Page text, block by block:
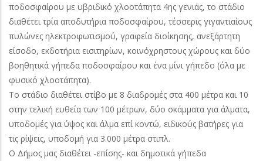
ποδοσφαίρου με υβριδικό χλοοτάπητα 4ης γενιάς, το στάδιο
διαθέτει τρία αποδυτήρια ποδοσφαίρου, τέσσερις γιγαντιαίους
πυλώνες ηλεκτροφωτισμού, γραφεία διοίκησης, ανεξάρτητη
είσοδο, εκδοτήρια εισιτηρίων, κοινόχρηστους χώρους και δύο
βοηθητικά γήπεδα ποδοσφαίρου και ένα μίνι γήπεδο (όλα με
φυσικό χλοοτάπητα).
Το στάδιο διαθέτει στίβο με 8 διαδρομές στα 400 μέτρα και 10
στην τελική ευθεία των 100 μέτρων, δύο σκάμματα για άλματα,
υποδομές για ύψος και άλμα επί κοντώ, ειδικούς βατήρες για
τις ρίψεις, υποδομή για 3.000 μέτρα στιπλ.
Ο Δήμος μας διαθέτει -επίσης- και δημοτικά γήπεδα